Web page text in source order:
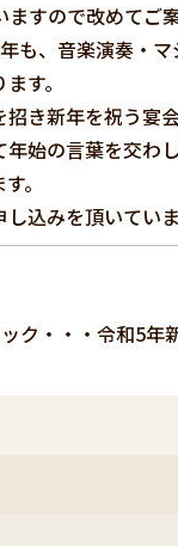
すので改めてご
も、音楽演奏・
す。
き新年を祝う宴
始の言葉を交わ
。
込みを頂いてい
ク・・・令和5年